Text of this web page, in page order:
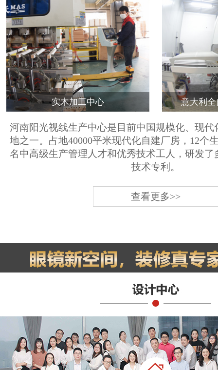
实木加工中心 意大利
河南阳光视线生产中心是目前中国规模化、现代
地之一。占地40000平米现代化自建厂房，12个
名中高级生产管理人才和优秀技术工人，研发了
技术专利。
查看更多>>